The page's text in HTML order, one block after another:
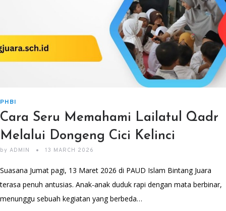
PHBI
Cara Seru Memahami Lailatul Qadr
Melalui Dongeng Cici Kelinci
by ADMIN 13 MARCH 2026
Suasana Jumat pagi, 13 Maret 2026 di PAUD Islam Bintang Juara
terasa penuh antusias. Anak-anak duduk rapi dengan mata berbinar,
menunggu sebuah kegiatan yang berbeda…